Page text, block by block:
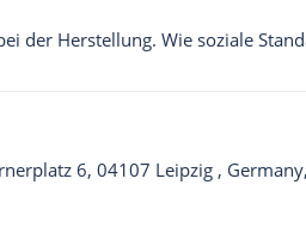
der Herstellung. Wie soziale
6, 04107 Leipzig , Germany,